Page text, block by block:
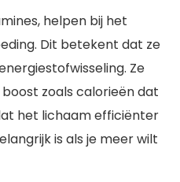
helpen bij het
Dit betekent dat ze
Ze
zoals calorieën dat
het lichaam efficiënter
is als je meer wilt